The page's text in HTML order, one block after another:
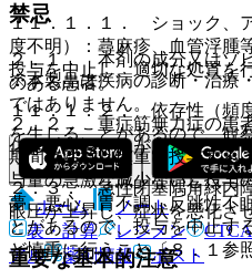
禁忌
２．１． 本剤の成分又はゾ
のある患者。
２．２． 重症筋無力症の患
化させるおそれがある］。
２．３． 急性閉塞隅角緑内
眼圧が上昇し、症状を悪化さ
重要な基本的注意
１１．１．１． ショック、
度不明）：蕁麻疹、血管浮腫
投与を中止し、適切な処置を
１１．１．２． 依存性（頻
を生じることがあるので、観
期間に注意し慎重に投与する
与量の急激な減少ないし投与
夢、悪心、胃不調、反跳性不
とがあるので、投与を中止す
ど慎重に行うこと〔８．１参
※本製品は疾病の診断・治療
ではありません。
ホーム
ノート
表・計算
レジメン
アル
薬剤情報 ポスト